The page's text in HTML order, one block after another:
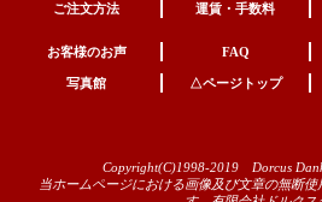
ご注文方法 運賃・手数料
お客様のお声 FAQ
写真館 △ページトップ
Copyright(C)1998-2019 Dorcus
当ホームページにおける画像及び文章の無断